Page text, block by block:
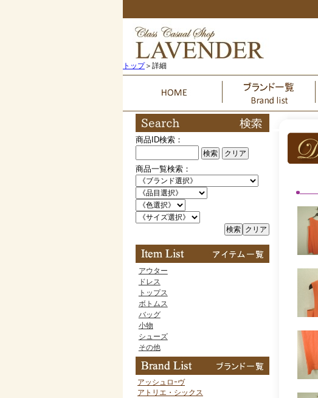
トップ＞詳細
商品ID検索：
検索 クリア
商品一覧検索：
クリア
検索
アウター
ドレス
トップス
ボトムス
バッグ
小物
シューズ
その他
アッシュロｰヴ
アトリエ・シックス